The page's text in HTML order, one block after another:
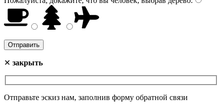
✕ закрыть
Отправьте эскиз нам, заполнив форму обратной связи